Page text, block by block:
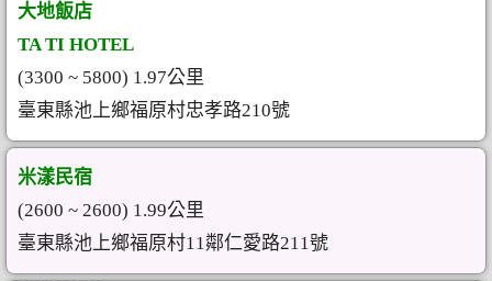
大地飯店
TA TI HOTEL
(3300 ~ 5800) 1.97公里
臺東縣池上鄉福原村忠孝路210號
米漾民宿
(2600 ~ 2600) 1.99公里
臺東縣池上鄉福原村11鄰仁愛路211號